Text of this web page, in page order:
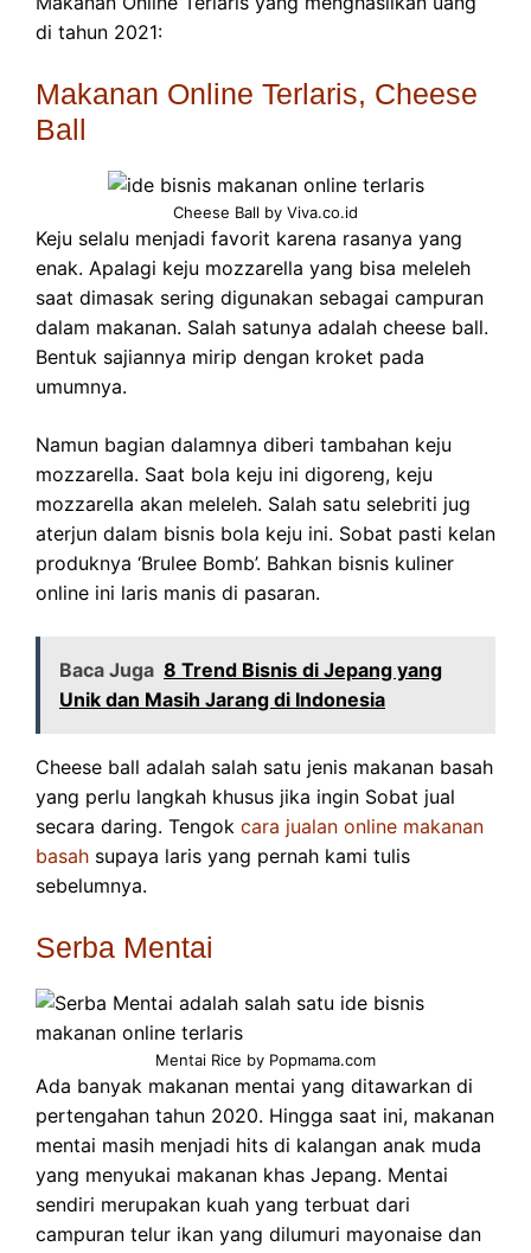
di tahun 2021:
Makanan Online Terlaris, Cheese
Ball
Cheese Ball by Viva.co.id
Keju selalu menjadi favorit karena rasanya yang
enak. Apalagi keju mozzarella yang bisa meleleh
saat dimasak sering digunakan sebagai campuran
dalam makanan. Salah satunya adalah cheese ball.
Bentuk sajiannya mirip dengan kroket pada
umumnya.
Namun bagian dalamnya diberi tambahan keju
mozzarella. Saat bola keju ini digoreng, keju
mozzarella akan meleleh. Salah satu selebriti jug
aterjun dalam bisnis bola keju ini. Sobat pasti kelan
produknya ‘Brulee Bomb’. Bahkan bisnis kuliner
online ini laris manis di pasaran.
Baca Juga 8 Trend Bisnis di Jepang yang
Unik dan Masih Jarang di Indonesia
Cheese ball adalah salah satu jenis makanan basah
yang perlu langkah khusus jika ingin Sobat jual
secara daring. Tengok cara jualan online makanan
basah supaya laris yang pernah kami tulis
sebelumnya.
Serba Mentai
Mentai Rice by Popmama.com
Ada banyak makanan mentai yang ditawarkan di
pertengahan tahun 2020. Hingga saat ini, makanan
mentai masih menjadi hits di kalangan anak muda
yang menyukai makanan khas Jepang. Mentai
sendiri merupakan kuah yang terbuat dari
campuran telur ikan yang dilumuri mayonaise dan